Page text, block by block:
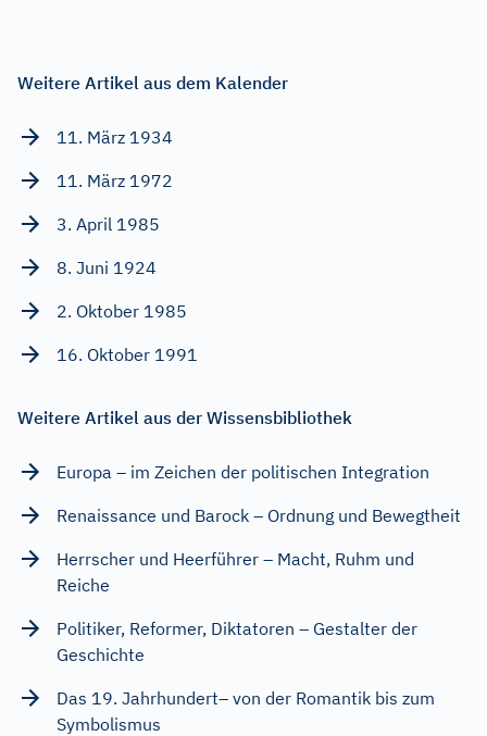
Weitere Artikel aus dem Kalender
11. März 1934
11. März 1972
3. April 1985
8. Juni 1924
2. Oktober 1985
16. Oktober 1991
Weitere Artikel aus der Wissensbibliothek
Europa – im Zeichen der politischen Integration
Renaissance und Barock – Ordnung und Bewegtheit
Herrscher und Heerführer – Macht, Ruhm und
Reiche
Politiker, Reformer, Diktatoren – Gestalter der
Geschichte
Das 19. Jahrhundert– von der Romantik bis zum
Symbolismus